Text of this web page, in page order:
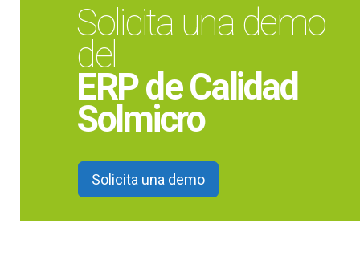
Solicita una demo
del
ERP de Calidad
Solmicro
Solicita una demo